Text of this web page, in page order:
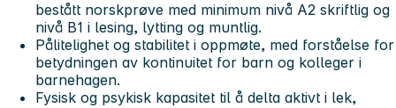
bestått norskprøve med minimum nivå A2 skriftlig og
nivå B1 i lesing, lytting og muntlig.
Pålitelighet og stabilitet i oppmøte, med forståelse for
betydningen av kontinuitet for barn og kolleger i
barnehagen.
Fysisk og psykisk kapasitet til å delta aktivt i lek,